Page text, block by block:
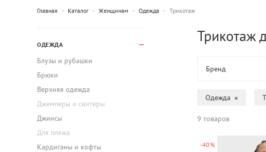
Главная Каталог Женщинам Одежда Трикотаж
ОДЕЖДА
Блузы и рубашки
Брюки
Верхняя одежда
Джемперы и свитеры
Джинсы
Для пляжа
Кардиганы и кофты
Трикотаж
Бренд
Одежда
9 товаров
-40%